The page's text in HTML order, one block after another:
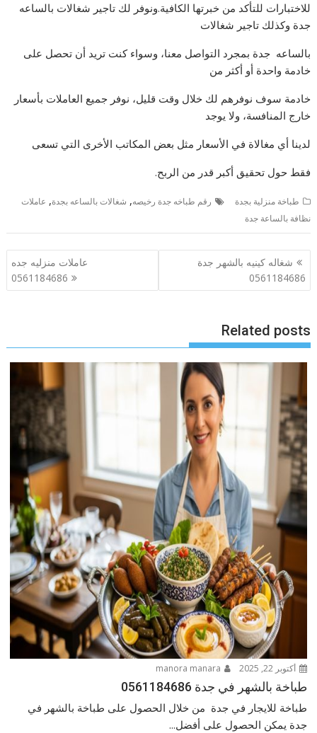
للاختبارات للتأكد من خبرتها الكافية.ونوفر لك تاجير شغالات بالساعه
جدة وكذلك تاجير شغالات
بالساعه جدة بمجرد التواصل معنا، وسواء كنت تريد أن تحصل على
خادمة واحدة أو أكثر من
خادمة سوف نوفرهم لك خلال وقت قليل، نوفر جميع العاملات بأسعار
خارج المنافسة، ولا يوجد
لدينا أي مغالاة في الأسعار مثل بعض المكاتب الأخرى التي تسعى
فقط حول تحقيق أكبر قدر من الربح.
طباخة منزلية بجدة رقم طباخه جدة رخيصه, شغالات بالساعه بجدة, عاملات
نظافة بالساعة جدة
تصفّح
المقالات
شغاله كينيه بالشهر جدة
0561184686
عاملات منزليه جده
0561184686
Related posts
أكتوبر 22, 2025
طباخة بالشهر في جدة 0561184686
طباخة للايجار في جدة من خلال الحصول على طباخة بالشهر في
جدة يمكن الحصول على أفضل...